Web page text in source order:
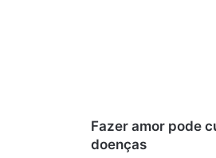
Fazer amor pode
doenças